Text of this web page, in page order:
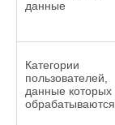
данные
Категории
пользователей,
данные которых
обрабатываются